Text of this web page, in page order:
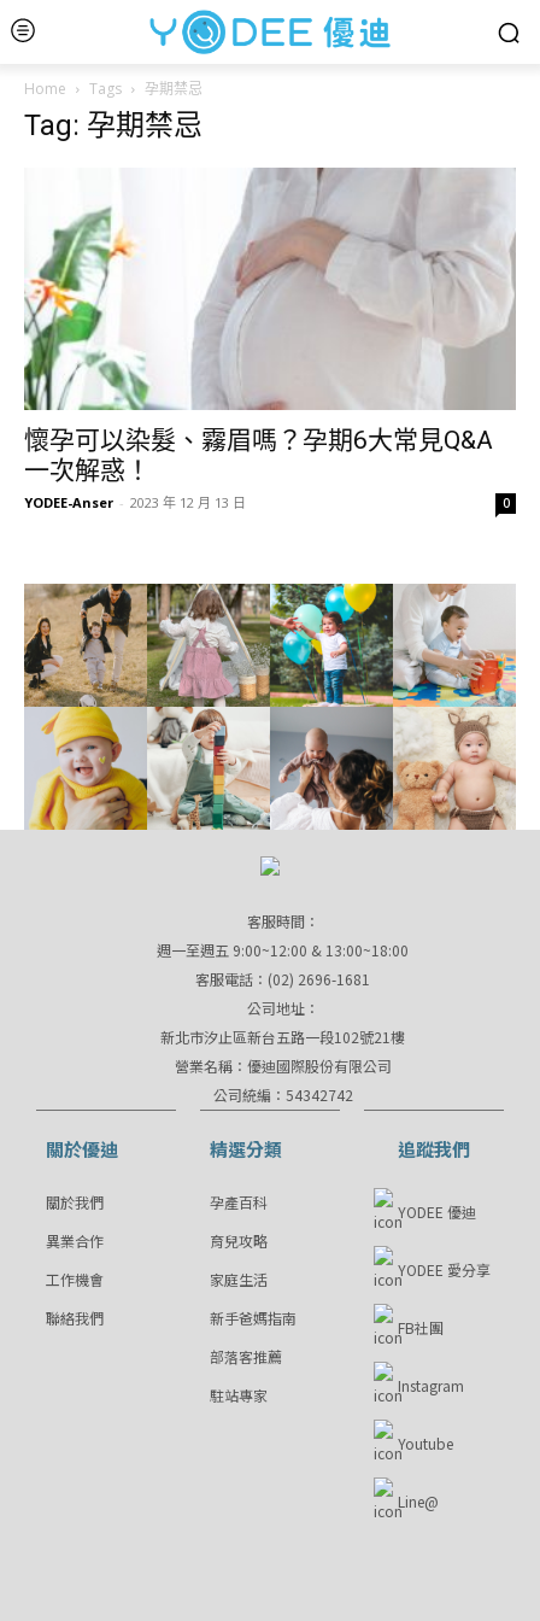
Home Tags 孕期禁忌
Tag: 孕期禁忌
懷孕可以染髮、霧眉嗎？孕期6大常見Q&A
一次解惑！
YODEE-Anser - 2023 年 12 月 13 日 0
客服時間：
週一至週五 9:00~12:00 & 13:00~18:00
客服電話：(02) 2696-1681
公司地址：
新北市汐止區新台五路一段102號21樓
營業名稱：優迪國際股份有限公司
公司統編：54342742
關於優迪
關於我們
異業合作
工作機會
聯絡我們
精選分類
孕產百科
育兒攻略
家庭生活
新手爸媽指南
部落客推薦
駐站專家
追蹤我們
YODEE 優迪
YODEE 愛分享
FB社團
Instagram
Youtube
Line@